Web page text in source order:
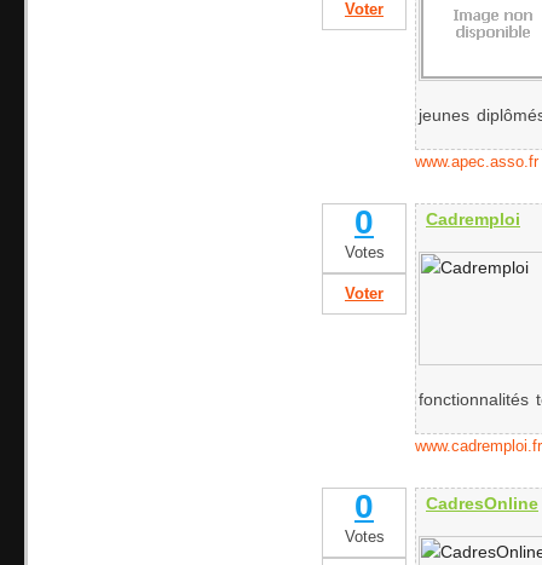
Voter
jeunes
www.apec.asso.fr
0
Votes
Voter
Cadremploi
fonctionnalités
www.cadremploi.fr
0
Votes
CadresOnline